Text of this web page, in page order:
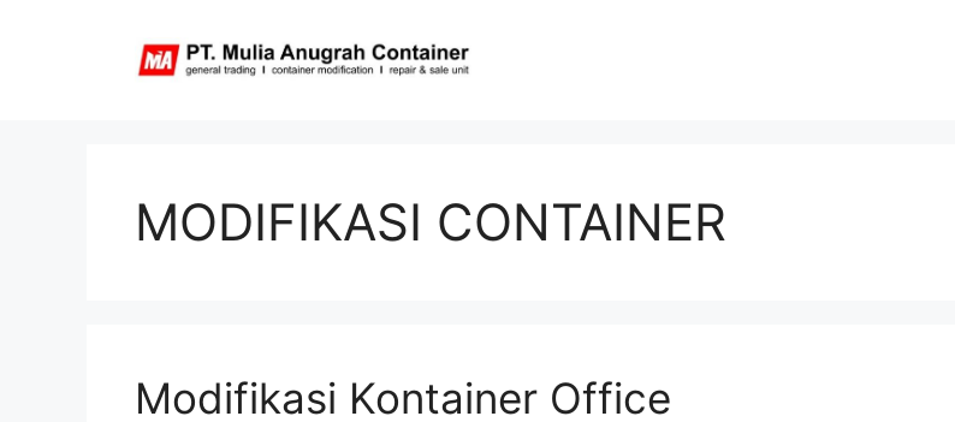
MODIFIKASI CONTAINER
Modifikasi Kontainer Office